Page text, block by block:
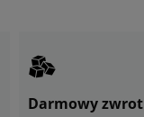
Darmowy zwrot